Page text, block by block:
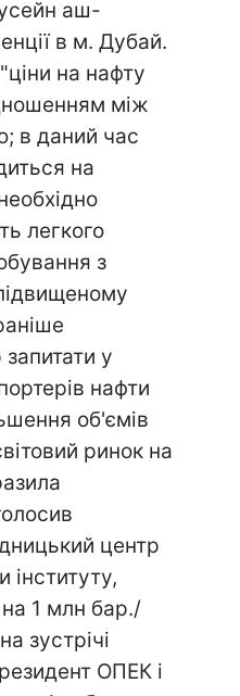
аш-
в м. Дубай.
на нафту
між
в даний час
на
легкого
з
у
нафти
об'ємів
ринок на
центр
інституту,
1 млн бар./
зустрічі
ОПЕК і